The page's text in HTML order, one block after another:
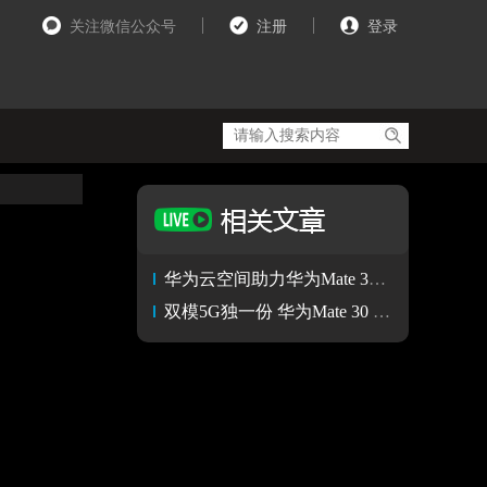
关注微信公众号 注册 登录
华为云空间助力华为Mate 30 5G版无感换机体验
双模5G独一份 华为Mate 30 5G热销背后是麒麟990 5G SoC